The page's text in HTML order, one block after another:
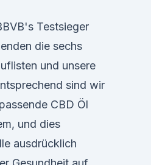
Testsieger
die sechs
und unsere
sind wir
CBD Öl
und dies
ausdrücklich